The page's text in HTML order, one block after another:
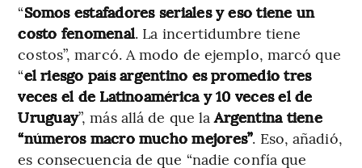
“Somos estafadores seriales y eso tiene un
costo fenomenal. La incertidumbre tiene
costos”, marcó. A modo de ejemplo, marcó que
“el riesgo país argentino es promedio tres
veces el de Latinoamérica y 10 veces el de
Uruguay”, más allá de que laArgentina tiene
“números macro mucho mejores”. Eso, añadió,
es consecuencia de que “nadie confía que